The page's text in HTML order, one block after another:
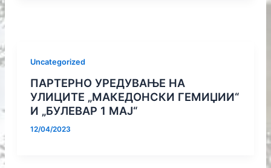
Uncategorized
ПАРТЕРНО УРЕДУВАЊЕ НА
УЛИЦИТЕ „МАКЕДОНСКИ ГЕМИЏИИ“
И „БУЛЕВАР 1 МАЈ“
12/04/2023